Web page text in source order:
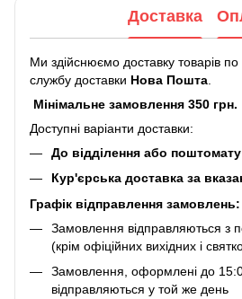
Доставка
Ми здійснюємо доставку товарів по
службу доставки Нова Пошта
Мінімальне замовлення 350 грн.
Доступні варіанти доставки:
До відділення або
Кур'єрська доставка за
Графік відправлення замовлень:
Замовлення відправляються з
(крім офіційних вихідних і
Замовлення, оформлені до
відправляються у той же день